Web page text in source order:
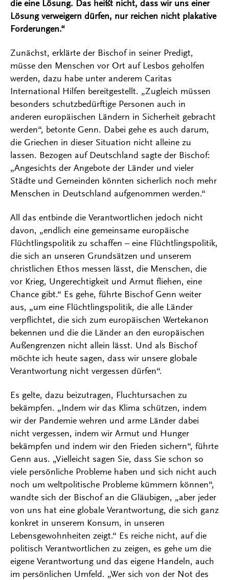
die eine Lösung. Das heißt nicht, dass wir uns einer
Lösung verweigern dürfen, nur reichen nicht plakative
Forderungen.“
Zunächst, erklärte der Bischof in seiner Predigt,
müsse den Menschen vor Ort auf Lesbos geholfen
werden, dazu habe unter anderem Caritas
International Hilfen bereitgestellt. „Zugleich müssen
besonders schutzbedürftige Personen auch in
anderen europäischen Ländern in Sicherheit gebracht
werden“, betonte Genn. Dabei gehe es auch darum,
die Griechen in dieser Situation nicht alleine zu
lassen. Bezogen auf Deutschland sagte der Bischof:
„Angesichts der Angebote der Länder und vieler
Städte und Gemeinden könnten sicherlich noch mehr
Menschen in Deutschland aufgenommen werden.“
All das entbinde die Verantwortlichen jedoch nicht
davon, „endlich eine gemeinsame europäische
Flüchtlingspolitik zu schaffen – eine Flüchtlingspolitik,
die sich an unseren Grundsätzen und unserem
christlichen Ethos messen lässt, die Menschen, die
vor Krieg, Ungerechtigkeit und Armut fliehen, eine
Chance gibt.“ Es gehe, führte Bischof Genn weiter
aus, „um eine Flüchtlingspolitik, die alle Länder
verpflichtet, die sich zum europäischen Wertekanon
bekennen und die die Länder an den europäischen
Außengrenzen nicht allein lässt. Und als Bischof
möchte ich heute sagen, dass wir unsere globale
Verantwortung nicht vergessen dürfen“.
Es gelte, dazu beizutragen, Fluchtursachen zu
bekämpfen. „Indem wir das Klima schützen, indem
wir der Pandemie wehren und arme Länder dabei
nicht vergessen, indem wir Armut und Hunger
bekämpfen und indem wir den Frieden sichern“, führte
Genn aus. „Vielleicht sagen Sie, dass Sie schon so
viele persönliche Probleme haben und sich nicht auch
noch um weltpolitische Probleme kümmern können“,
wandte sich der Bischof an die Gläubigen, „aber jeder
von uns hat eine globale Verantwortung, die sich ganz
konkret in unserem Konsum, in unseren
Lebensgewohnheiten zeigt.“ Es reiche nicht, auf die
politisch Verantwortlichen zu zeigen, es gehe um die
eigene Verantwortung und das eigene Handeln, auch
im persönlichen Umfeld. „Wer sich von der Not des